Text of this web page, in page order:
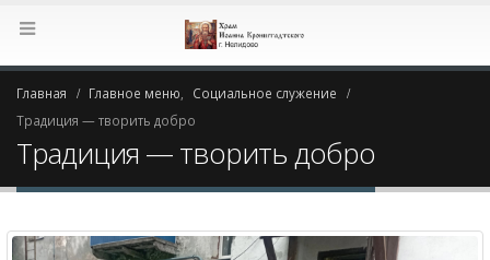
Главная Главное меню,
Социальное служение
Традиция — творить добро
Традиция — творить добро